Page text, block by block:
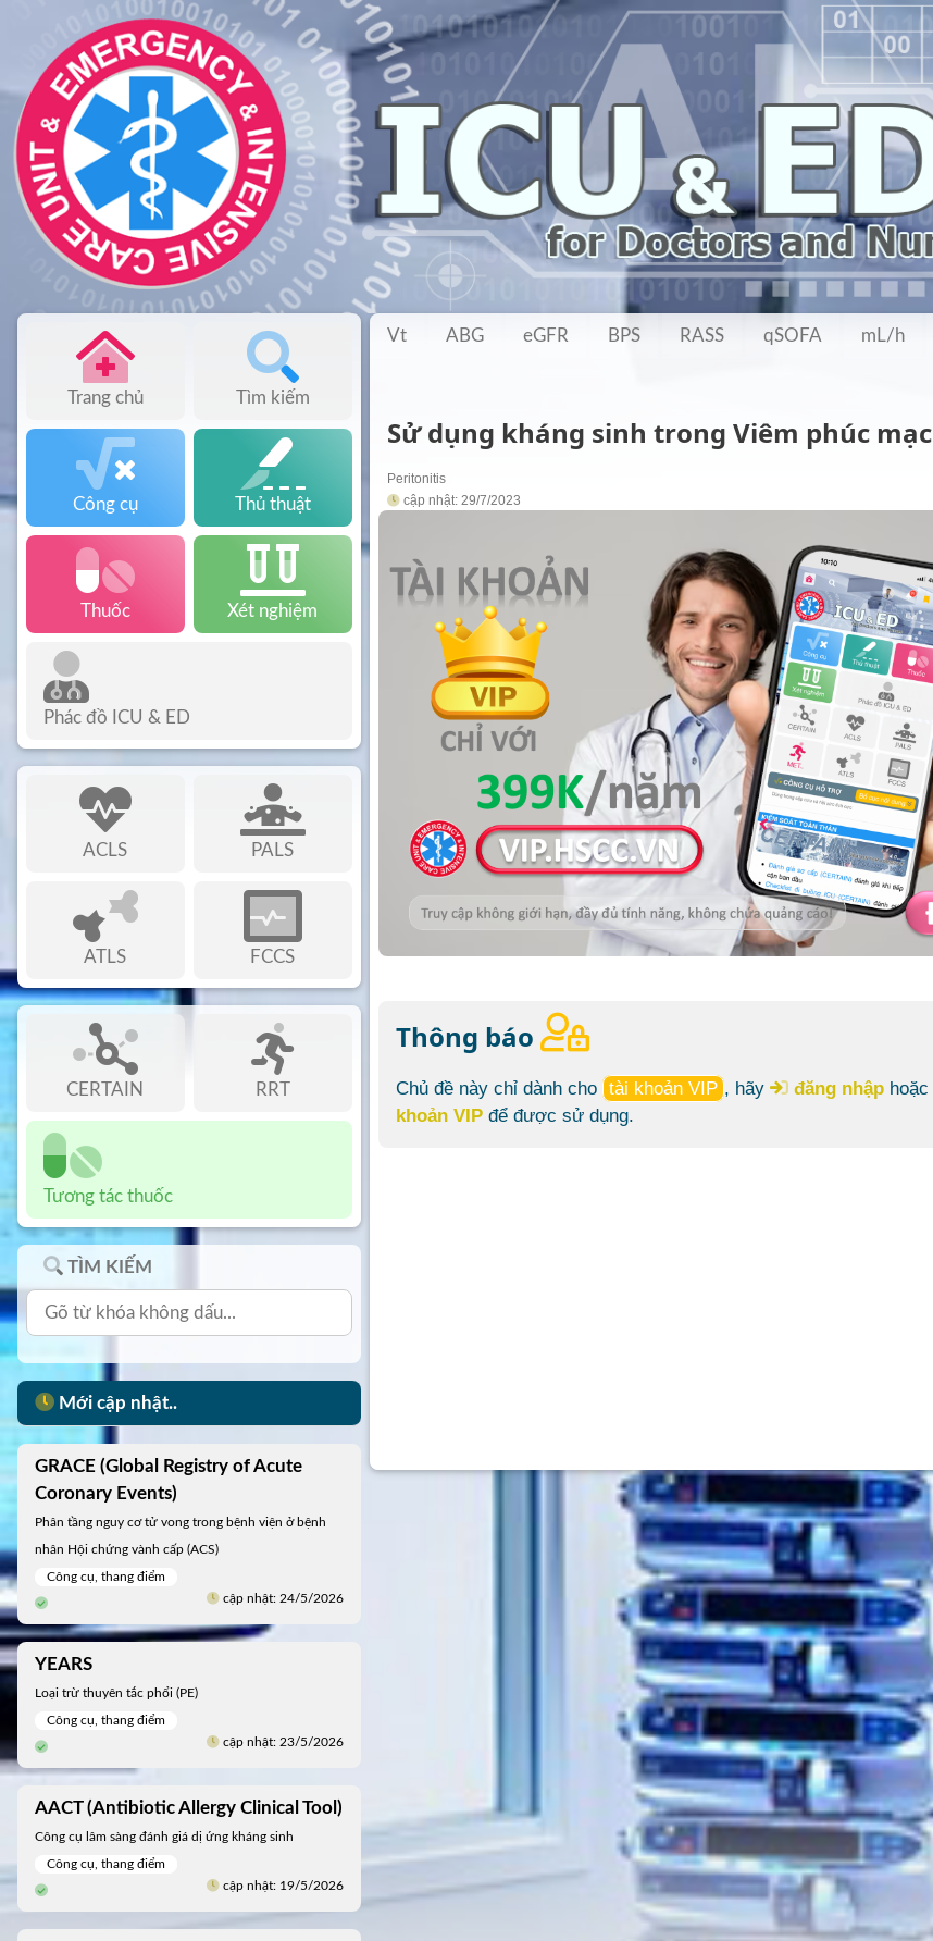
Trang chủ Tìm kiếm
Công cụ Thủ thuật
Thuốc Xét nghiệm
Phác đồ ICU & ED
ACLS PALS
ATLS FCCS
CERTAIN RRT
Tương tác thuốc
TÌM KIẾM
Mới cập nhật..
GRACE (Global Registry of Acute
Coronary Events)
Phân tầng nguy cơ tử vong trong bệnh viện ở bệnh
nhân Hội chứng vành cấp (ACS)
Công cụ, thang điểm
cập nhật: 24/5/2026
YEARS
Loại trừ thuyên tắc phổi (PE)
Công cụ, thang điểm
cập nhật: 23/5/2026
AACT (Antibiotic Allergy Clinical Tool)
Công cụ lâm sàng đánh giá dị ứng kháng sinh
Công cụ, thang điểm
cập nhật: 19/5/2026
Vt ABG eGFR BPS RASS qSOFA mL/h
Sử dụng kháng sinh trong Viêm phúc mạc
Peritonitis
cập nhật: 29/7/2023
Thông báo
Chủ đề này chỉ dành cho tài khoản VIP , hãy đăng nhậphoặc
khoản VIPđể được sử dụng.